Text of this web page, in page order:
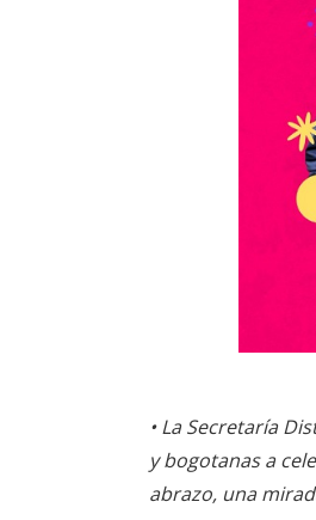
•La Secretaría
y bogotanas a
abrazo, una